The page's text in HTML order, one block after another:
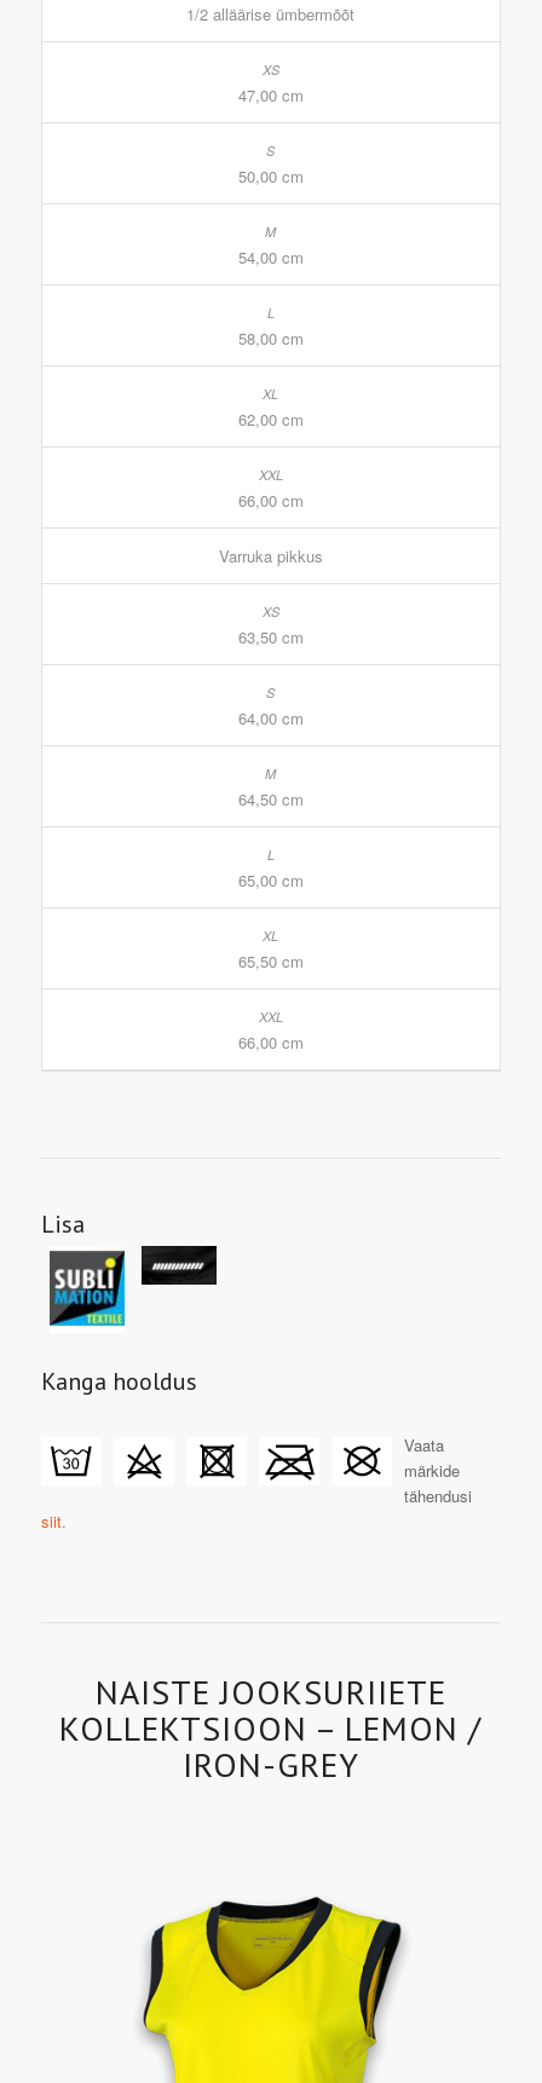
1/2 alläärise ümbermõõt
47,00 cm
50,00 cm
54,00 cm
58,00 cm
62,00 cm
66,00 cm
Varruka pikkus
63,50 cm
64,00 cm
64,50 cm
65,00 cm
65,50 cm
66,00 cm
Lisa
Kanga hooldus
Vaata
märkide
tähendusi
siit.
NAISTE JOOKSURIIETE
KOLLEKTSIOON – LEMON /
IRON-GREY